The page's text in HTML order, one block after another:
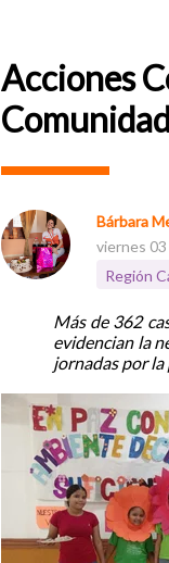
Acciones
Bárbara
viernes
Región
Más de 362
evidencian la
jornadas por